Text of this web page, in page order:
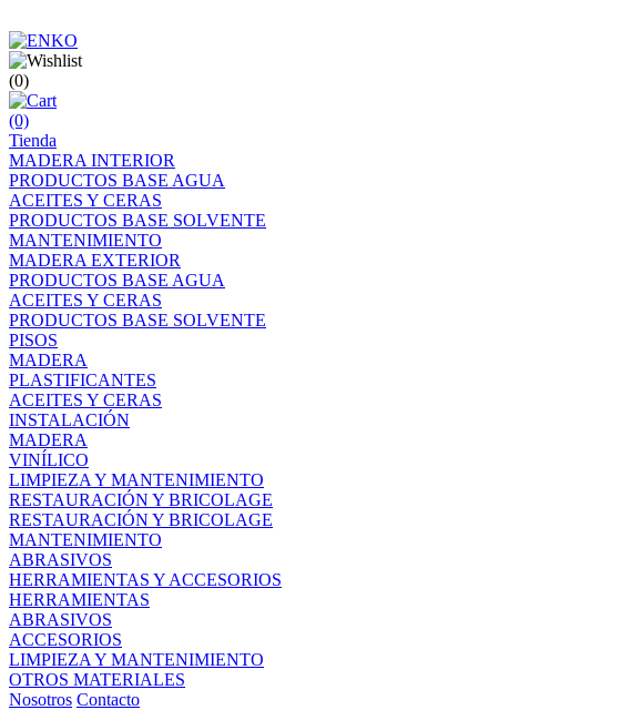
(0)
(0)
Tienda
MADERA INTERIOR
PRODUCTOS BASE AGUA
ACEITES Y CERAS
PRODUCTOS BASE SOLVENTE
MANTENIMIENTO
MADERA EXTERIOR
PRODUCTOS BASE AGUA
ACEITES Y CERAS
PRODUCTOS BASE SOLVENTE
PISOS
MADERA
PLASTIFICANTES
ACEITES Y CERAS
INSTALACIÓN
MADERA
VINÍLICO
LIMPIEZA Y MANTENIMIENTO
RESTAURACIÓN Y BRICOLAGE
RESTAURACIÓN Y BRICOLAGE
MANTENIMIENTO
ABRASIVOS
HERRAMIENTAS Y ACCESORIOS
HERRAMIENTAS
ABRASIVOS
ACCESORIOS
LIMPIEZA Y MANTENIMIENTO
OTROS MATERIALES
Nosotros Contacto